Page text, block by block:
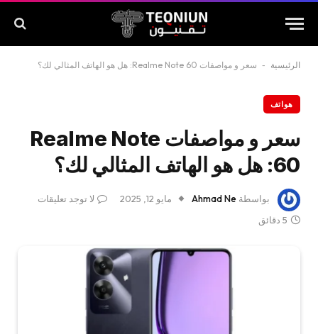
الرئيسية - سعر و مواصفات Realme Note 60: هل هو الهاتف المثالي لك؟
هواتف
سعر و مواصفات Realme Note
60: هل هو الهاتف المثالي لك؟
بواسطة Ahmad Ne مايو 12, 2025
لا توجد تعليقات
5 دقائق